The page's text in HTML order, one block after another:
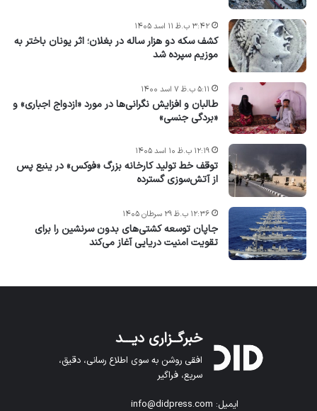
کشف سکه دو هزار ساله در بغلان؛ اثر یونان باختر به
موزیم سپرده شد
۳:۴۲ ب.ظ ۱۱ اسد ۱۴۰۵
طالبان و افزایش نگرانی‌ها در مورد «ازدواج اجباری» و
«بردگی جنسی»
۵:۱۱ ب.ظ ۷ اسد ۱۴۰۰
توقف خط تولید کارخانه بزرگ «فوکس» در ینبع پس
از آتش‌سوزی گسترده
۱۲:۱۹ ب.ظ ۱۰ اسد ۱۴۰۵
جاپان توسعه کشتی‌های بدون سرنشین را برای
تقویت امنیت دریایی آغاز می‌کند
۱۲:۳۶ ب.ظ ۲۹ سرطان ۱۴۰۵
خبرگــزاری دیـــد
افقی روشن به سوی اطلاع رسانی، دقیق،
سریع، فراگیر
ایمیل: info@didpress.com